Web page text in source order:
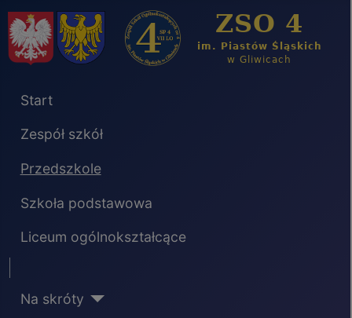
Start
Zespół szkół
Przedszkole
Szkoła podstawowa
Liceum ogólnokształcące
Na skróty